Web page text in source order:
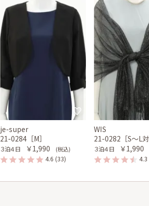
je-super
21-0284［M］
３泊４日 ￥1,990 (税込)
4.6 (33)
WIS
21-0282［S〜L対
３泊４日 ￥1,990
4.3